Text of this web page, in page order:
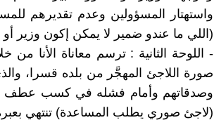
واستهتار المسؤولين وعدم تقديرهم
(اللي ما عندو ضمير لا يمكن إكون وزير
- اللوحة الثانية : ترسم معاناة الأنا
صورة اللاجئ المهجَّر من بلده قسرا،
وصدقاتهم وأمام فشله في كسب عطف
(لاجئ صوري يطلب المساعدة) تنتهي